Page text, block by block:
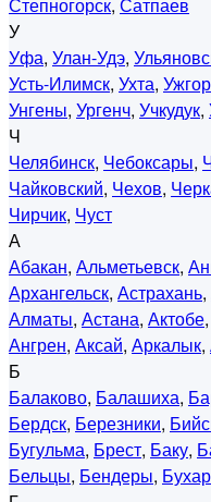
У
Уфа, Улан-Удэ,
Усть-Илимск, Ухта,
Унгены, Ургенч, Учкудук,
Ч
Челябинск, Чебоксары,
Чайковский, Чехов,
Чирчик, Чуст
А
Абакан, Альметьевск,
Архангельск, Астрахань,
Алматы, Астана, Актобе,
Ангрен, Аксай, Аркалык,
Б
Балаково, Балашиха,
Бердск, Березники,
Бугульма, Брест, Баку,
Бельцы, Бендеры,